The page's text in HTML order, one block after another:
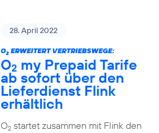
28. April 2022
O2ERWEITERT VERTRIEBSWEGE:
O2 my Prepaid Tarife
ab sofort über den
Lieferdienst Flink
erhältlich
O2startet zusammen mit Flink den